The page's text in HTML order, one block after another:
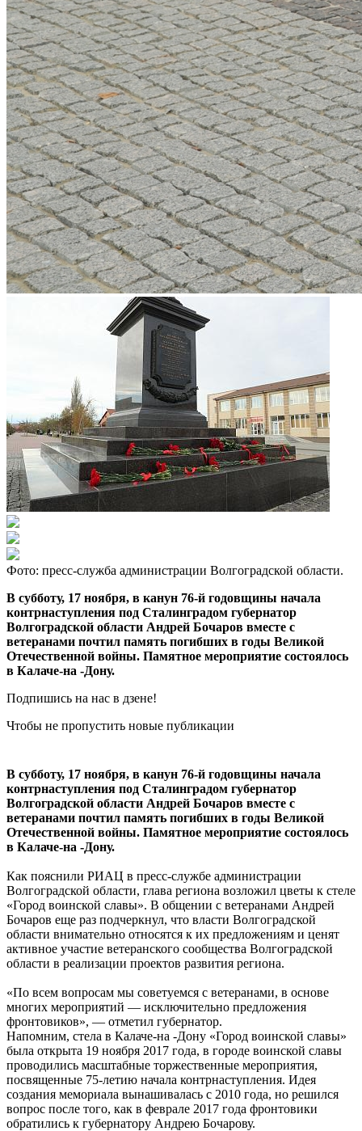
Фото: пресс-служба администрации Волгоградской области.
В субботу, 17 ноября, в канун 76-й годовщины начала
контрнаступления под Сталинградом губернатор
Волгоградской области Андрей Бочаров вместе с
ветеранами почтил память погибших в годы Великой
Отечественной войны. Памятное мероприятие состоялось
в Калаче-на -Дону.
Подпишись на нас в дзене!
Чтобы не пропустить новые публикации
В субботу, 17 ноября, в канун 76-й годовщины начала
контрнаступления под Сталинградом губернатор
Волгоградской области Андрей Бочаров вместе с
ветеранами почтил память погибших в годы Великой
Отечественной войны. Памятное мероприятие состоялось
в Калаче-на -Дону.
Как пояснили РИАЦ в пресс-службе администрации
Волгоградской области, глава региона возложил цветы к стеле
«Город воинской славы». В общении с ветеранами Андрей
Бочаров еще раз подчеркнул, что власти Волгоградской
области внимательно относятся к их предложениям и ценят
активное участие ветеранского сообщества Волгоградской
области в реализации проектов развития региона.
«По всем вопросам мы советуемся с ветеранами, в основе
многих мероприятий — исключительно предложения
фронтовиков», — отметил губернатор.
Напомним, стела в Калаче-на -Дону «Город воинской славы»
была открыта 19 ноября 2017 года, в городе воинской славы
проводились масштабные торжественные мероприятия,
посвященные 75-летию начала контрнаступления. Идея
создания мемориала вынашивалась с 2010 года, но решился
вопрос после того, как в феврале 2017 года фронтовики
обратились к губернатору Андрею Бочарову.